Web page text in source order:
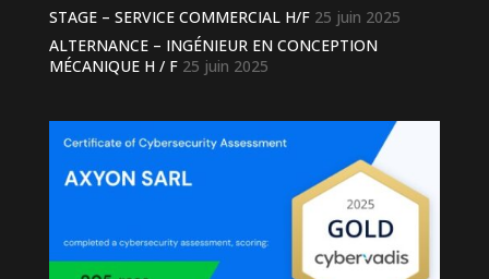
STAGE – SERVICE COMMERCIAL H/F 25 juin 2025
ALTERNANCE – INGÉNIEUR EN CONCEPTION
MÉCANIQUE H / F 25 juin 2025